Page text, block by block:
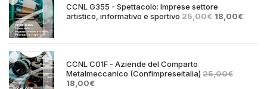
CCNL G355 - Spettacolo: Imprese settore
artistico, informativo e sportivo 25,00€ Il
era:
18,00€Il
è:
CCNL C01F - Aziende del Comparto
Metalmeccanico (Confimpreseitalia) 25,00€
Il18,00€Il